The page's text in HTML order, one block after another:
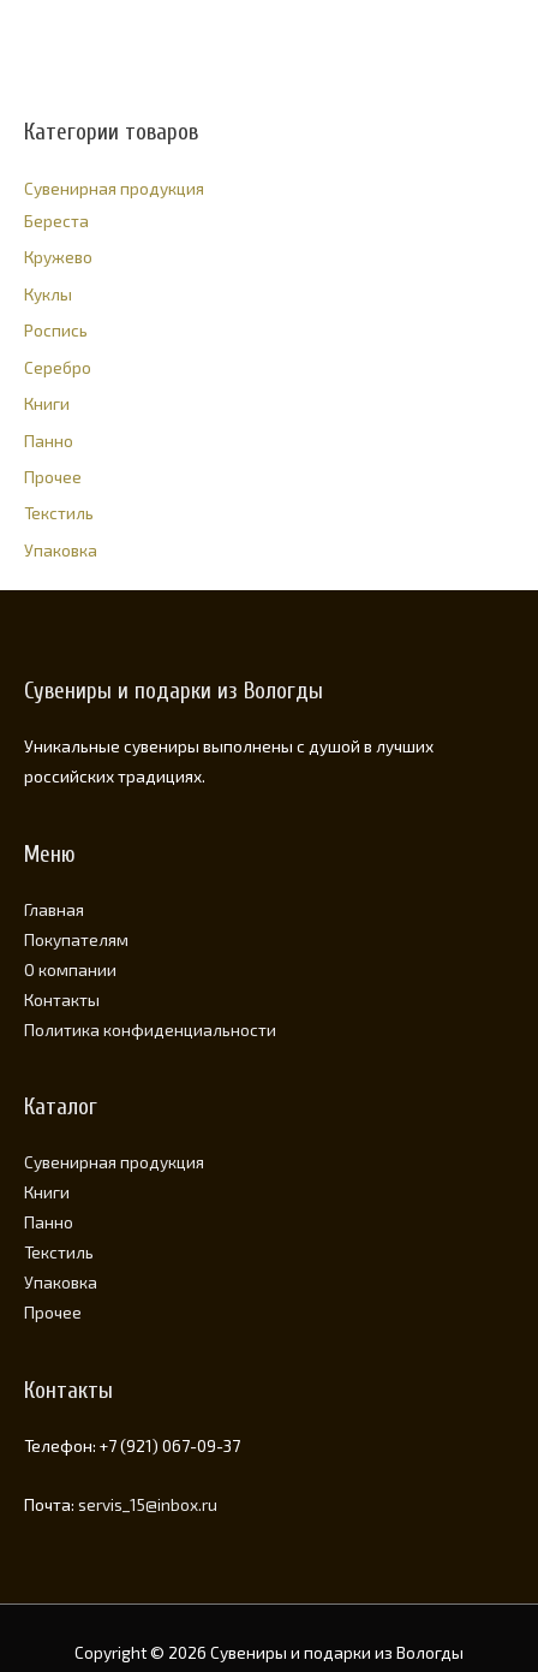
Категории товаров
Cувенирная продукция
Береста
Кружево
Куклы
Роспись
Серебро
Книги
Панно
Прочее
Текстиль
Упаковка
Сувениры и подарки из Вологды
Уникальные сувениры выполнены с душой в лучших
российских традициях.
Меню
Главная
Покупателям
О компании
Контакты
Политика конфиденциальности
Каталог
Cувенирная продукция
Книги
Панно
Текстиль
Упаковка
Прочее
Контакты
Телефон: +7 (921) 067-09-37
Почта: servis_15@inbox.ru
Copyright © 2026 Сувениры и подарки из Вологды